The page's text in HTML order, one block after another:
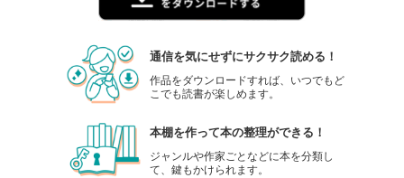
通信を気にせずにサクサク読める！
作品をダウンロードすれば、いつでもど
こでも読書が楽しめます。
本棚を作って本の整理ができる！
ジャンルや作家ごとなどに本を分類し
て、鍵もかけられます。